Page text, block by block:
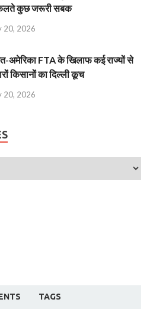
कुछ जरूरी सबक
20, 2026
अमेरिका FTA के खिलाफ कई राज्यों से
किसानों का दिल्ली कूच
20, 2026
TAGS